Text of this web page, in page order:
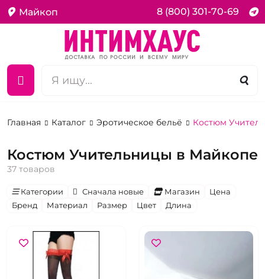
Майкоп 8 (800) 301-70-69
Главная Каталог Эротическое бельё Костюм
Костюм Учительницы в Майкопе
37 товаров
Категории Сначала новые Магазин
Цена
Бренд
Материал Размер Цвет Длина